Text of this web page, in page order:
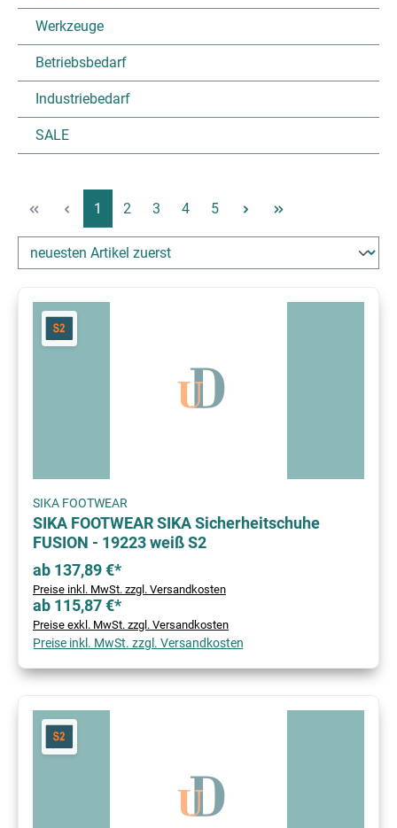
Werkzeuge
Betriebsbedarf
Industriebedarf
SALE
Seite
1 Seite
2 Seite
3 Seite
4 Seite
5
SIKA FOOTWEAR
SIKA FOOTWEAR SIKA Sicherheitschuhe
FUSION - 19223 weiß S2
ab 137,89 €*
Preise inkl. MwSt. zzgl. Versandkosten
ab 115,87 €*
Preise exkl. MwSt. zzgl. Versandkosten
Preise inkl. MwSt. zzgl. Versandkosten